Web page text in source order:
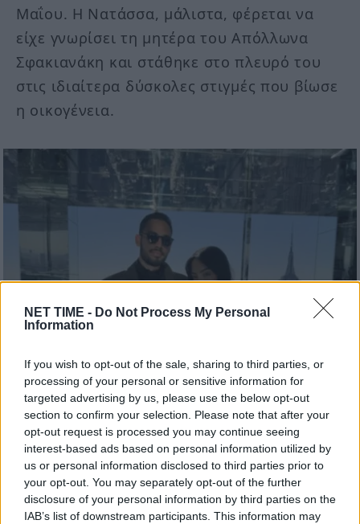
NET TIME - Do Not Process My Personal
Information
If you wish to opt-out of the sale, sharing to third parties, or
processing of your personal or sensitive information for
targeted advertising by us, please use the below opt-out
section to confirm your selection. Please note that after your
opt-out request is processed you may continue seeing
interest-based ads based on personal information utilized by
us or personal information disclosed to third parties prior to
your opt-out. You may separately opt-out of the further
disclosure of your personal information by third parties on the
IAB’s list of downstream participants. This information may
Μαΐου. Η Νατάσσα, μάλιστα, φέρεται να
είχε γνωρίσει τη μητέρα του Απόλλωνα
Σφακιανάκη και στάθηκε στο πλευρό του
στις ιδιαίτερα δύσκολες στιγμές που βίωσε
η οικογένεια.